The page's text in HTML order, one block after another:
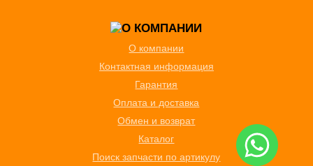
О компании
Контактная информация
Гарантия
Оплата и доставка
Обмен и возврат
Каталог
Поиск запчасти по артикулу